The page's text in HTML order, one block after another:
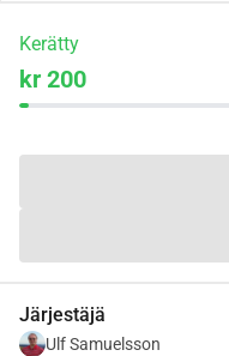
Kerätty
kr 200
Järjestäjä
Ulf Samuelsson